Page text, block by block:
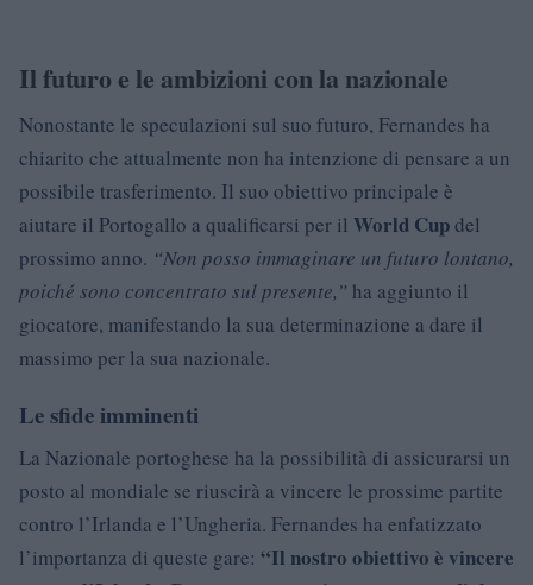
Il futuro e le ambizioni con la nazionale
Nonostante le speculazioni sul suo futuro, Fernandes ha
chiarito che attualmente non ha intenzione di pensare a un
possibile trasferimento. Il suo obiettivo principale è
aiutare il Portogallo a qualificarsi per il World Cupdel
prossimo anno. “Non posso immaginare un futuro lontano,
poiché sono concentrato sul presente,” ha aggiunto il
giocatore, manifestando la sua determinazione a dare il
massimo per la sua nazionale.
Le sfide imminenti
La Nazionale portoghese ha la possibilità di assicurarsi un
posto al mondiale se riuscirà a vincere le prossime partite
contro l’Irlanda e l’Ungheria. Fernandes ha enfatizzato
l’importanza di queste gare: “Il nostro obiettivo è vincere